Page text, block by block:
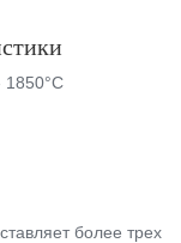
1850°C
более трех